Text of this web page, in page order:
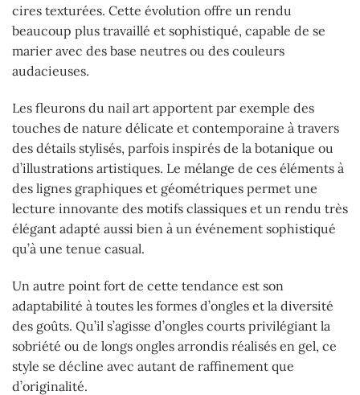
cires texturées. Cette évolution offre un rendu
beaucoup plus travaillé et sophistiqué, capable de se
marier avec des base neutres ou des couleurs
audacieuses.
Les fleurons du nail art apportent par exemple des
touches de nature délicate et contemporaine à travers
des détails stylisés, parfois inspirés de la botanique ou
d’illustrations artistiques. Le mélange de ces éléments à
des lignes graphiques et géométriques permet une
lecture innovante des motifs classiques et un rendu très
élégant adapté aussi bien à un événement sophistiqué
qu’à une tenue casual.
Un autre point fort de cette tendance est son
adaptabilité à toutes les formes d’ongles et la diversité
des goûts. Qu’il s’agisse d’ongles courts privilégiant la
sobriété ou de longs ongles arrondis réalisés en gel, ce
style se décline avec autant de raffinement que
d’originalité.